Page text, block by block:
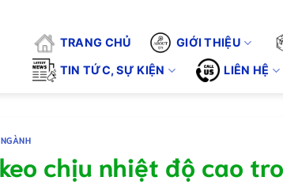
TRANG CHỦ GIỚI THIỆU
TIN TỨC, SỰ KIỆN LIÊN HỆ
chịu nhiệt độ cao